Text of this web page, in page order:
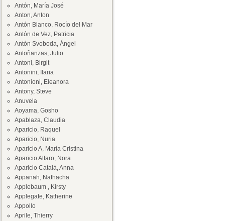
Antón, María José
Anton, Anton
Antón Blanco, Rocío del Mar
Antón de Vez, Patricia
Antón Svoboda, Ángel
Antoñanzas, Julio
Antoni, Birgit
Antonini, Ilaria
Antonioni, Eleanora
Antony, Steve
Anuvela
Aoyama, Gosho
Apablaza, Claudia
Aparicio, Raquel
Aparicio, Nuria
Aparicio A, María Cristina
Aparicio Alfaro, Nora
Aparicio Català, Anna
Appanah, Nathacha
Applebaum , Kirsty
Applegate, Katherine
Appollo
Aprile, Thierry